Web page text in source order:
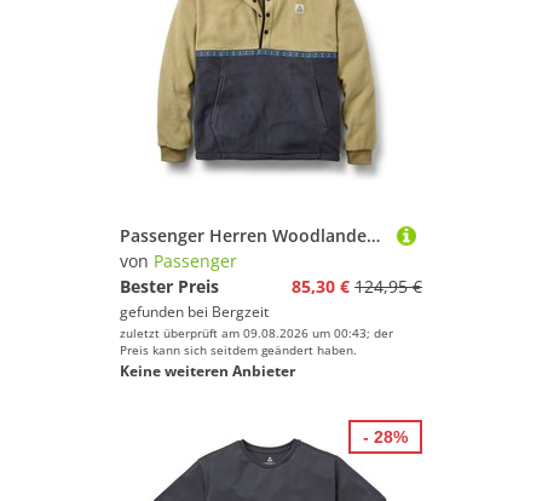
Passenger Herren Woodlander Polar Fleece Pullover
von Passenger
Bester Preis
85,30 € 124,95 €
gefunden bei Bergzeit
zuletzt überprüft am 09.08.2026 um 00:43; der
Preis kann sich seitdem geändert haben.
Keine weiteren Anbieter
- 28%